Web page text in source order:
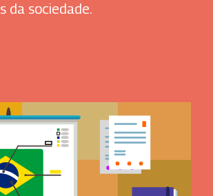
da sociedade.